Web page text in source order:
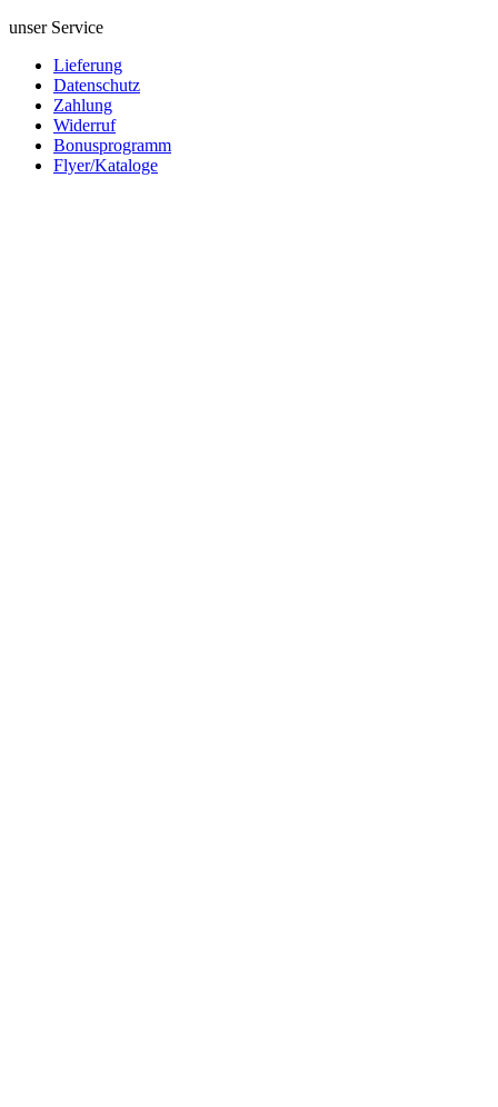
unser Service
Lieferung
Datenschutz
Zahlung
Widerruf
Bonusprogramm
Flyer/Kataloge